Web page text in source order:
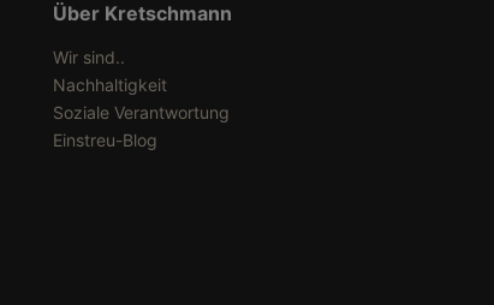
Über Kretschmann
Wir sind..
Nachhaltigkeit
Soziale Verantwortung
Einstreu-Blog